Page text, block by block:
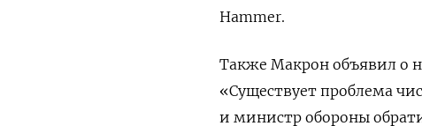
Hammer.
Также Макрон объявил о
«Существует проблема
и министр обороны